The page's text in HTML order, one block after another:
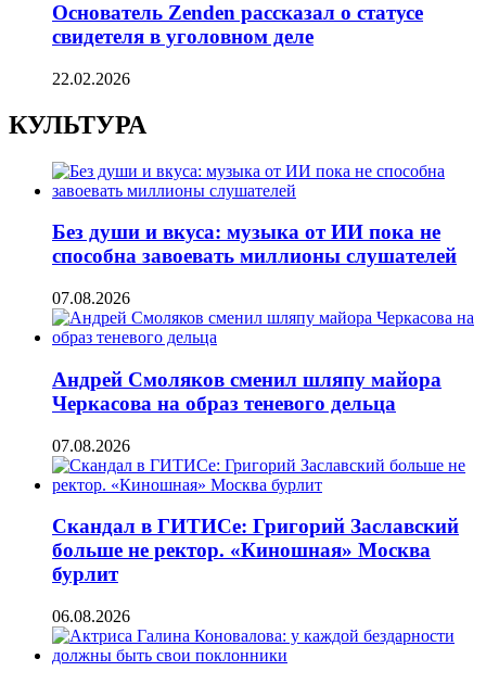
Основатель Zenden рассказал о статусе
свидетеля в уголовном деле
22.02.2026
КУЛЬТУРА
Без души и вкуса: музыка от ИИ пока не
способна завоевать миллионы слушателей
07.08.2026
Андрей Смоляков сменил шляпу майора
Черкасова на образ теневого дельца
07.08.2026
Скандал в ГИТИСе: Григорий Заславский
больше не ректор. «Киношная» Москва
бурлит
06.08.2026